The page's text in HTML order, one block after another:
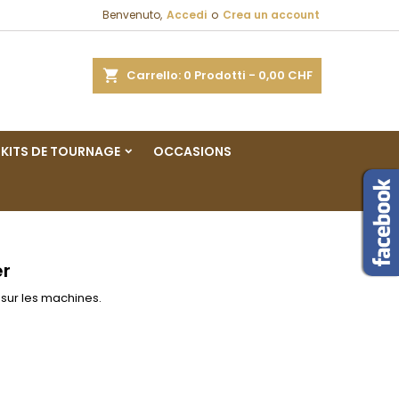
Benvenuto, Accedi o Crea un account
Carrello 0 Prodotti - 0,00 CHF
KITS DE TOURNAGE OCCASIONS
les machines.